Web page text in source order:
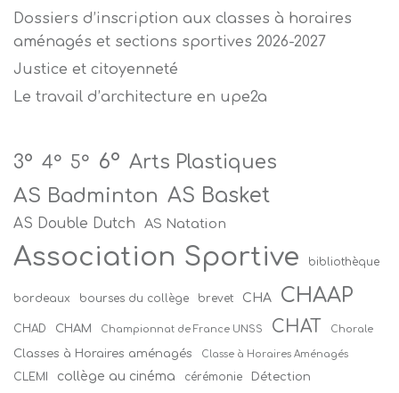
Dossiers d’inscription aux classes à horaires
aménagés et sections sportives 2026-2027
Justice et citoyenneté
Le travail d’architecture en upe2a
3° 4° 5° 6° Arts Plastiques
AS Badminton AS Basket
AS Double Dutch AS Natation
Association Sportive bibliothèque
bordeaux bourses du collège brevet CHA CHAAP
CHAD CHAM Championnat de France UNSS CHAT Chorale
Classes à Horaires aménagés Classe à Horaires Aménagés
CLEMI collège au cinéma cérémonie Détection